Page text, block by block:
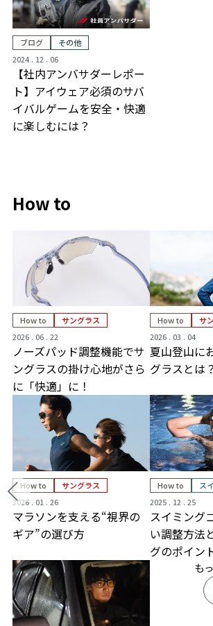
ブログ
その他
2024 . 12 . 06
【社内アンバサダーレポー
ト】アイウェア必須のサバ
イバルゲームを安全・快適
に楽しむには？
How to
How to
サングラス
2026 . 06 . 22
ノーズパッド調整機能でサ
ングラスの掛け心地がさら
に「快適」に！
How to
サ
2026 . 03 . 04
夏山登山に
グラスとは？
How to
サングラス
2026 . 01 . 26
マラソンを支える“視界の
ギア”の選び方
How to
ス
2025 . 12 . 25
スイミング
い調整方法
グのポイン
も